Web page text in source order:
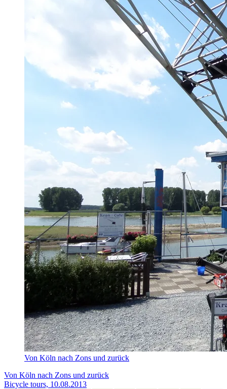
Von Köln nach Zons und zurück
Von Köln nach Zons und zurück
Bicycle tours, 10.08.2013